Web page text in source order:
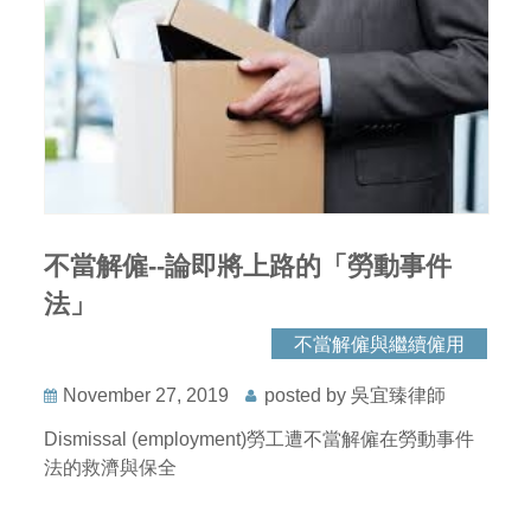
不當解僱--論即將上路的「勞動事件
法」
不當解僱與繼續僱用
November 27, 2019 posted by 吳宜臻律師
Dismissal (employment)勞工遭不當解僱在勞動事件
法的救濟與保全